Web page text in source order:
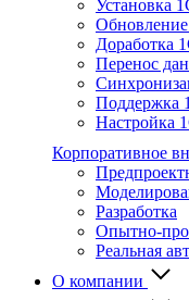
Установка
Доработка
Перенос
Поддержка
Настройка
Корпоративное
Разработка
Опытно-
Реальная
О компании